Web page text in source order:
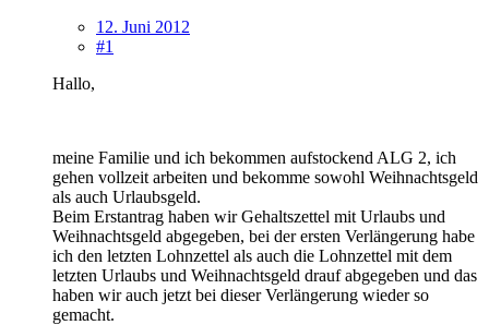
12. Juni 2012
#1
Hallo,
meine Familie und ich bekommen aufstockend ALG 2, ich
gehen vollzeit arbeiten und bekomme sowohl Weihnachtsgeld
als auch Urlaubsgeld.
Beim Erstantrag haben wir Gehaltszettel mit Urlaubs und
Weihnachtsgeld abgegeben, bei der ersten Verlängerung habe
ich den letzten Lohnzettel als auch die Lohnzettel mit dem
letzten Urlaubs und Weihnachtsgeld drauf abgegeben und das
haben wir auch jetzt bei dieser Verlängerung wieder so
gemacht.